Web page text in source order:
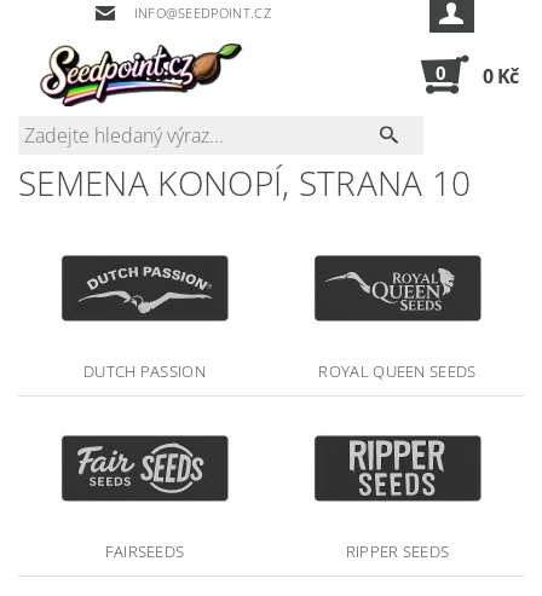
INFO@SEEDPOINT.CZ
0 0 Kč
SEMENA KONOPÍ, STRANA 10
DUTCH PASSION ROYAL QUEEN SEEDS
FAIRSEEDS RIPPER SEEDS